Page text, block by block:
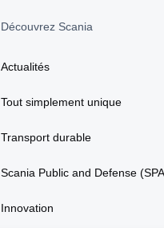
Découvrez Scania
Actualités
Tout simplement unique
Transport durable
Scania Public and Defense
Innovation